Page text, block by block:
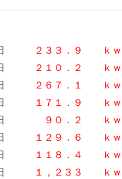
２３３．９ ｋｗ
日
２１０．２ ｋｗ
２６７．１
ｋｗ
１７１．９ ｋｗ
９０．２ ｋｗ
１２９．６ ｋｗ
１１８．４ ｋｗ
５日
１，２３３ ｋｗ